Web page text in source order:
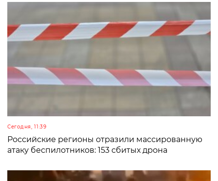
Сегодня, 11:39
Российские регионы отразили массированную
атаку беспилотников: 153 сбитых дрона